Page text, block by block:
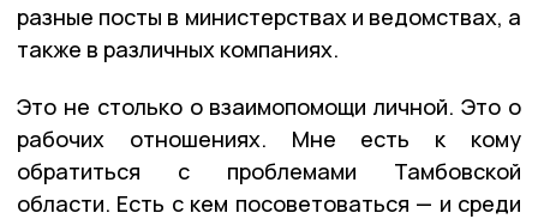
разные посты в министерствах и ведомствах, а
также в различных компаниях.
Это не столько о взаимопомощи личной. Это о
рабочих отношениях. Мне есть к кому
обратиться с проблемами Тамбовской
области. Есть с кем посоветоваться — и среди